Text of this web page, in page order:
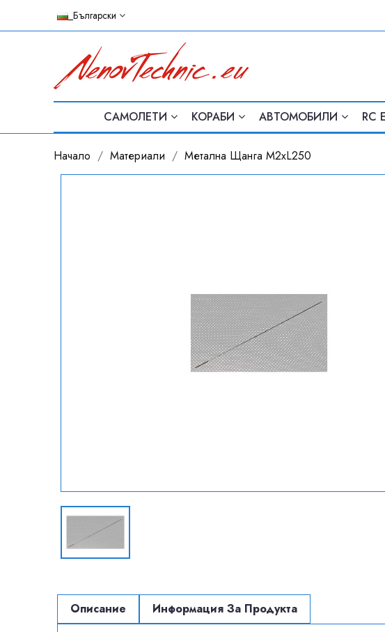
_Български
САМОЛЕТИ КОРАБИ АВТОМОБИЛИ RC
Начало Материали Метална Щанга M2xL250
Описание Информация За Продукта